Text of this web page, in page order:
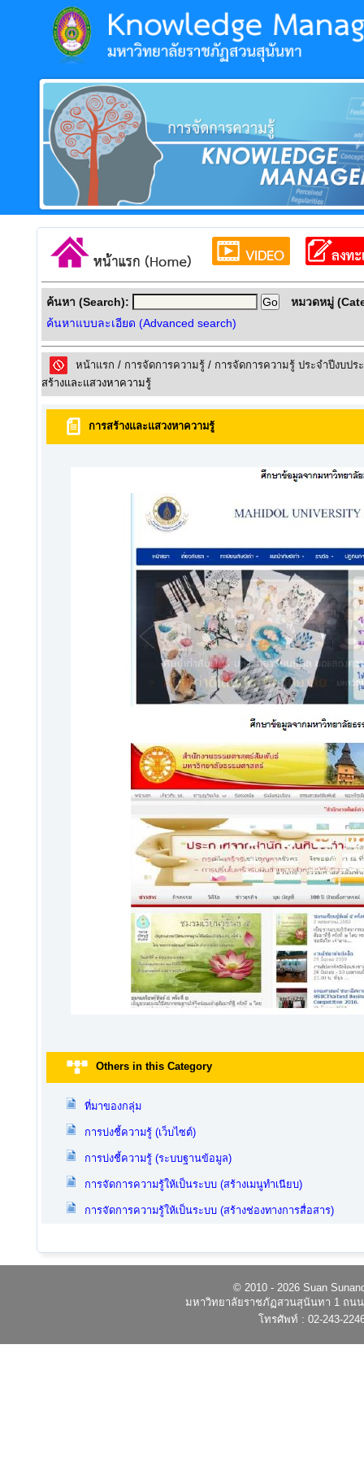
ค้นหา (Search):
ค้นหาแบบละเอียด (Advanced search)
หมวดหมู่
หน้าแรก / การจัดการความรู้ / การจัดการความรู้ ประจำปีงบป
สร้างและแสวงหาความรู้
การสร้างและแสวงหาความรู้
Others in this Category
ที่มาของกลุ่ม
การบ่งชี้ความรู้ (เว็บไซต์)
การบ่งชี้ความรู้ (ระบบฐานข้อมูล)
การจัดการความรู้ให้เป็นระบบ (สร้างเมนูทำเนียบ)
การจัดการความรู้ให้เป็นระบบ (สร้างช่องทางการสื่อสาร)
© 2010 - 2026 Suan
มหาวิทยาลัยราชภัฏสวนสุนันทา 1 ถนน
โทรศัพท์ : 02-243-